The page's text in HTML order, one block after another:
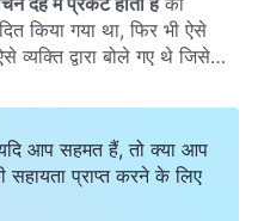
किया गया था, फिर भी ऐसे
द्वारा बोले गए थे जिसे
प्रबुद्ध किसी व्यक्ति द्वारा कहे
आप सहमत हैं, तो क्या आप
प्राप्त करने के लिए